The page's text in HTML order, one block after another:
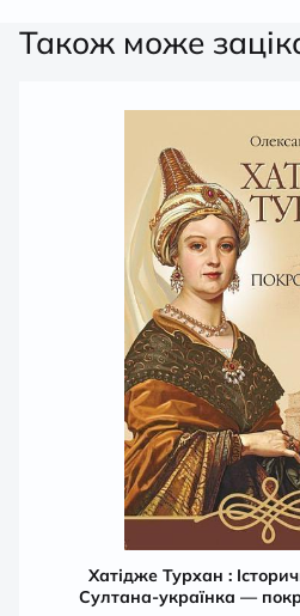
Також може
Хатідже Турхан :
Султана-українка —